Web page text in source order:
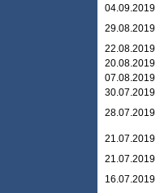
04.09.2019
29.08.2019
22.08.2019
20.08.2019
07.08.2019
30.07.2019
28.07.2019
21.07.2019
21.07.2019
16.07.2019